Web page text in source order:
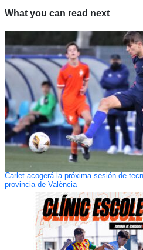
What you can read next
Carlet acogerá la próxima sesión de
provincia de València